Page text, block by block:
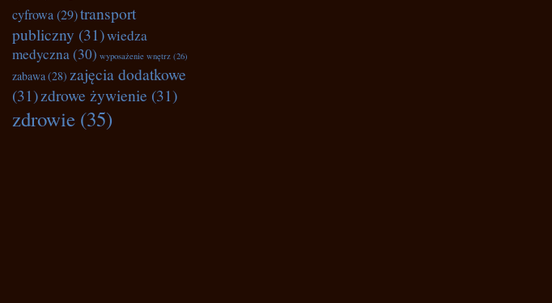
cyfrowa(29)transport
publiczny (31)wiedza
medyczna(30) wyposażenie wnętrz (26)
zabawa(28) zajęcia dodatkowe
(31)zdrowe żywienie (31)
zdrowie (35)